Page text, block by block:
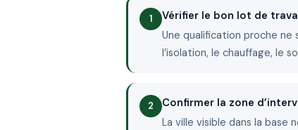
Vérifier le bon lot de
Une qualification proche
l’isolation, le chauffage, le
Confirmer la zone
La ville visible dans la